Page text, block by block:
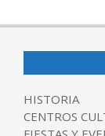
HISTORIA
CENTROS